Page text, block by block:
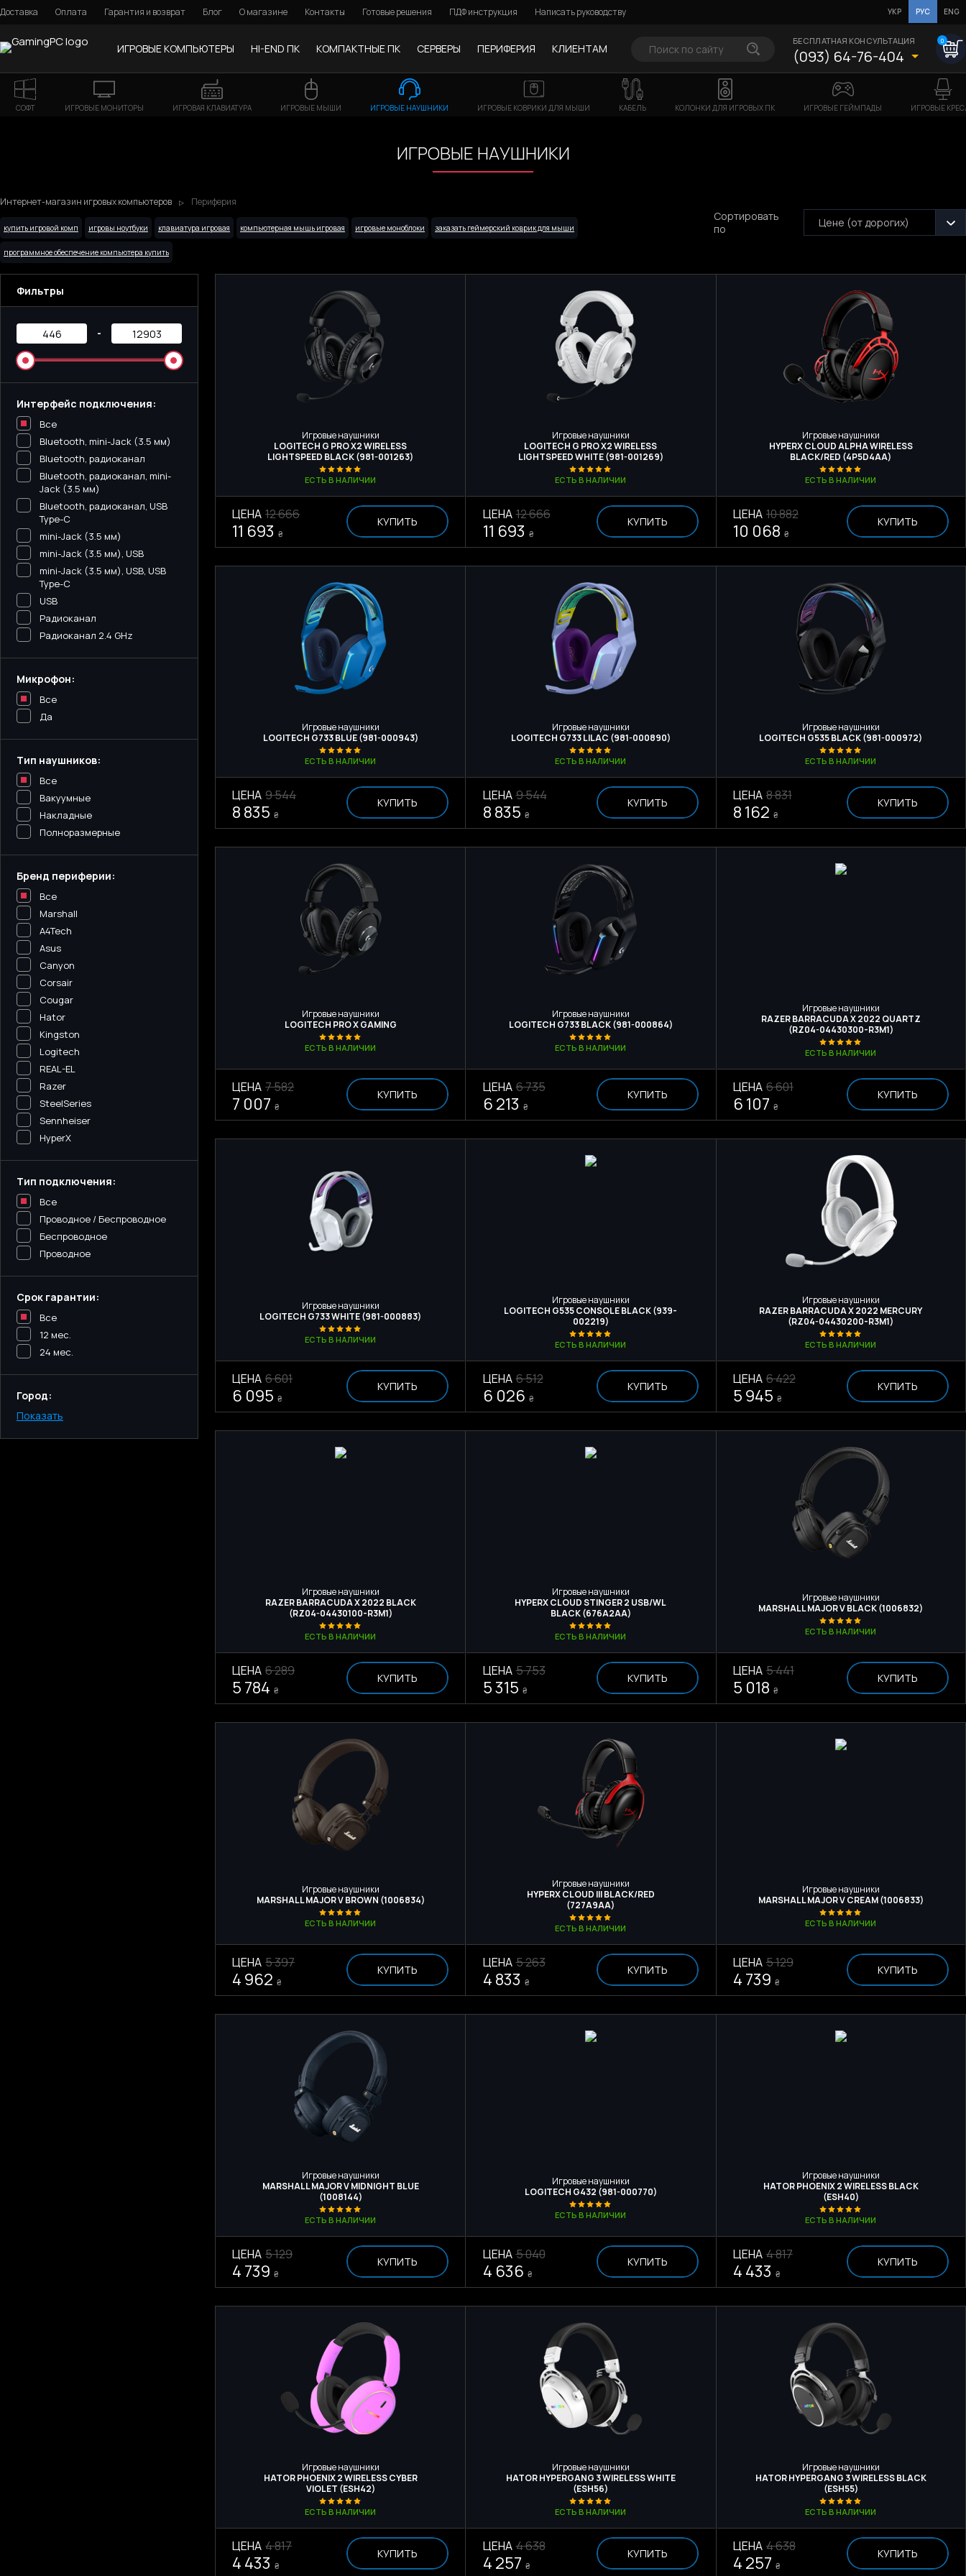
Доставка Оплата Гарантия и возврат Блог О магазине Контакты Готовые решения ПДФ инструкция Написать руководству УКР РУС ENG
ИГРОВЫЕ КОМПЬЮТЕРЫ HI-END ПК КОМПАКТНЫЕ ПК СЕРВЕРЫ ПЕРИФЕРИЯ КЛИЕНТАМ
БЕСПЛАТНАЯ КОНСУЛЬТАЦИЯ
(093) 64-76-404
0
СОФТ ИГРОВЫЕ МОНИТОРЫ ИГРОВАЯ КЛАВИАТУРА ИГРОВЫЕ МЫШИ ИГРОВЫЕ НАУШНИКИ ИГРОВЫЕ КОВРИКИ ДЛЯ МЫШИ КАБЕЛЬ КОЛОНКИ ДЛЯ ИГРОВЫХ ПК ИГРОВЫЕ ГЕЙМПАДЫ ИГРОВЫЕ
ИГРОВЫЕ НАУШНИКИ
Интернет-магазин игровых компьютеров Периферия
купить игровой комп игровы ноутбуки клавиатура игровая компьютерная мышь игровая игровые моноблоки заказать геймерский коврик для мыши
программное обеспечение компьютера купить
Сортировать
по
Цене (от дорогих)
Фильтры
-
Интерфейс подключения:
Все
Bluetooth, mini-Jack (3.5 мм)
Bluetooth, радиоканал
Bluetooth, радиоканал, mini-
Jack (3.5 мм)
Bluetooth, радиоканал, USB
Type-C
mini-Jack (3.5 мм)
mini-Jack (3.5 мм), USB
mini-Jack (3.5 мм), USB, USB
Type-C
USB
Радиоканал
Радиоканал 2.4 GHz
Микрофон:
Все
Да
Тип наушников:
Все
Вакуумные
Накладные
Полноразмерные
Бренд периферии:
Все
Marshall
A4Tech
Asus
Canyon
Corsair
Cougar
Hator
Kingston
Logitech
REAL-EL
Razer
SteelSeries
Sennheiser
HyperX
Тип подключения:
Все
Проводное / Беспроводное
Беспроводное
Проводное
Срок гарантии:
Все
12 мес.
24 мес.
Город:
Киев
Показать
Игровые наушники
LOGITECH G PRO X2 WIRELESS
LIGHTSPEED BLACK (981-001263)
ЕСТЬ В НАЛИЧИИ
ЦЕНА 12 666
11 693 ₴
КУПИТЬ
Игровые наушники
LOGITECH G PRO X2 WIRELESS
LIGHTSPEED WHITE (981-001269)
ЕСТЬ В НАЛИЧИИ
ЦЕНА 12 666
11 693 ₴
КУПИТЬ
Игровые наушники
HYPERX CLOUD ALPHA WIRELESS
BLACK/RED (4P5D4AA)
ЕСТЬ В НАЛИЧИИ
ЦЕНА 10 882
10 068 ₴
КУПИТЬ
Игровые наушники
LOGITECH G733 BLUE (981-000943)
ЕСТЬ В НАЛИЧИИ
ЦЕНА 9 544
8 835 ₴
КУПИТЬ
Игровые наушники
LOGITECH G733 LILAC (981-000890)
ЕСТЬ В НАЛИЧИИ
ЦЕНА 9 544
8 835 ₴
КУПИТЬ
Игровые наушники
LOGITECH G535 BLACK (981-000972)
ЕСТЬ В НАЛИЧИИ
ЦЕНА 8 831
8 162 ₴
КУПИТЬ
Игровые наушники
LOGITECH PRO X GAMING
ЕСТЬ В НАЛИЧИИ
ЦЕНА 7 582
7 007 ₴
КУПИТЬ
Игровые наушники
LOGITECH G733 BLACK (981-000864)
ЕСТЬ В НАЛИЧИИ
ЦЕНА 6 735
6 213 ₴
КУПИТЬ
Игровые наушники
RAZER BARRACUDA X 2022 QUARTZ
(RZ04-04430300-R3M1)
ЕСТЬ В НАЛИЧИИ
ЦЕНА 6 601
6 107 ₴
КУПИТЬ
Игровые наушники
LOGITECH G733 WHITE (981-000883)
ЕСТЬ В НАЛИЧИИ
ЦЕНА 6 601
6 095 ₴
КУПИТЬ
Игровые наушники
LOGITECH G535 CONSOLE BLACK (939-
002219)
ЕСТЬ В НАЛИЧИИ
ЦЕНА 6 512
6 026 ₴
КУПИТЬ
Игровые наушники
RAZER BARRACUDA X 2022 MERCURY
(RZ04-04430200-R3M1)
ЕСТЬ В НАЛИЧИИ
ЦЕНА 6 422
5 945 ₴
КУПИТЬ
Игровые наушники
RAZER BARRACUDA X 2022 BLACK
(RZ04-04430100-R3M1)
ЕСТЬ В НАЛИЧИИ
ЦЕНА 6 289
5 784 ₴
КУПИТЬ
Игровые наушники
HYPERX CLOUD STINGER 2 USB/WL
BLACK (676A2AA)
ЕСТЬ В НАЛИЧИИ
ЦЕНА 5 753
5 315 ₴
КУПИТЬ
Игровые наушники
MARSHALL MAJOR V BLACK (1006832)
ЕСТЬ В НАЛИЧИИ
ЦЕНА 5 441
5 018 ₴
КУПИТЬ
Игровые наушники
MARSHALL MAJOR V BROWN (1006834)
ЕСТЬ В НАЛИЧИИ
ЦЕНА 5 397
4 962 ₴
КУПИТЬ
Игровые наушники
HYPERX CLOUD III BLACK/RED
(727A9AA)
ЕСТЬ В НАЛИЧИИ
ЦЕНА 5 263
4 833 ₴
КУПИТЬ
Игровые наушники
MARSHALL MAJOR V CREAM (1006833)
ЕСТЬ В НАЛИЧИИ
ЦЕНА 5 129
4 739 ₴
КУПИТЬ
Игровые наушники
MARSHALL MAJOR V MIDNIGHT BLUE
(1008144)
ЕСТЬ В НАЛИЧИИ
ЦЕНА 5 129
4 739 ₴
КУПИТЬ
Игровые наушники
LOGITECH G432 (981-000770)
ЕСТЬ В НАЛИЧИИ
ЦЕНА 5 040
4 636 ₴
КУПИТЬ
Игровые наушники
HATOR PHOENIX 2 WIRELESS BLACK
(ESH40)
ЕСТЬ В НАЛИЧИИ
ЦЕНА 4 817
4 433 ₴
КУПИТЬ
Игровые наушники
HATOR PHOENIX 2 WIRELESS CYBER
VIOLET (ESH42)
ЕСТЬ В НАЛИЧИИ
ЦЕНА 4 817
4 433 ₴
КУПИТЬ
Игровые наушники
HATOR HYPERGANG 3 WIRELESS WHITE
(ESH56)
ЕСТЬ В НАЛИЧИИ
ЦЕНА 4 638
4 257 ₴
КУПИТЬ
Игровые наушники
HATOR HYPERGANG 3 WIRELESS BLACK
(ESH55)
ЕСТЬ В НАЛИЧИИ
ЦЕНА 4 638
4 257 ₴
КУПИТЬ